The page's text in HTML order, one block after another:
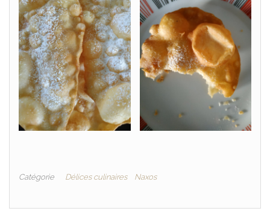
Catégorie Délices culinaires Naxos